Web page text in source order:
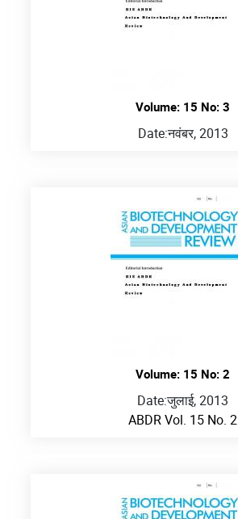
Volume: 15 No: 3
Date:नवंबर, 2013
Volume: 15 No: 2
Date:जुलाई, 2013
ABDR Vol. 15 No. 2